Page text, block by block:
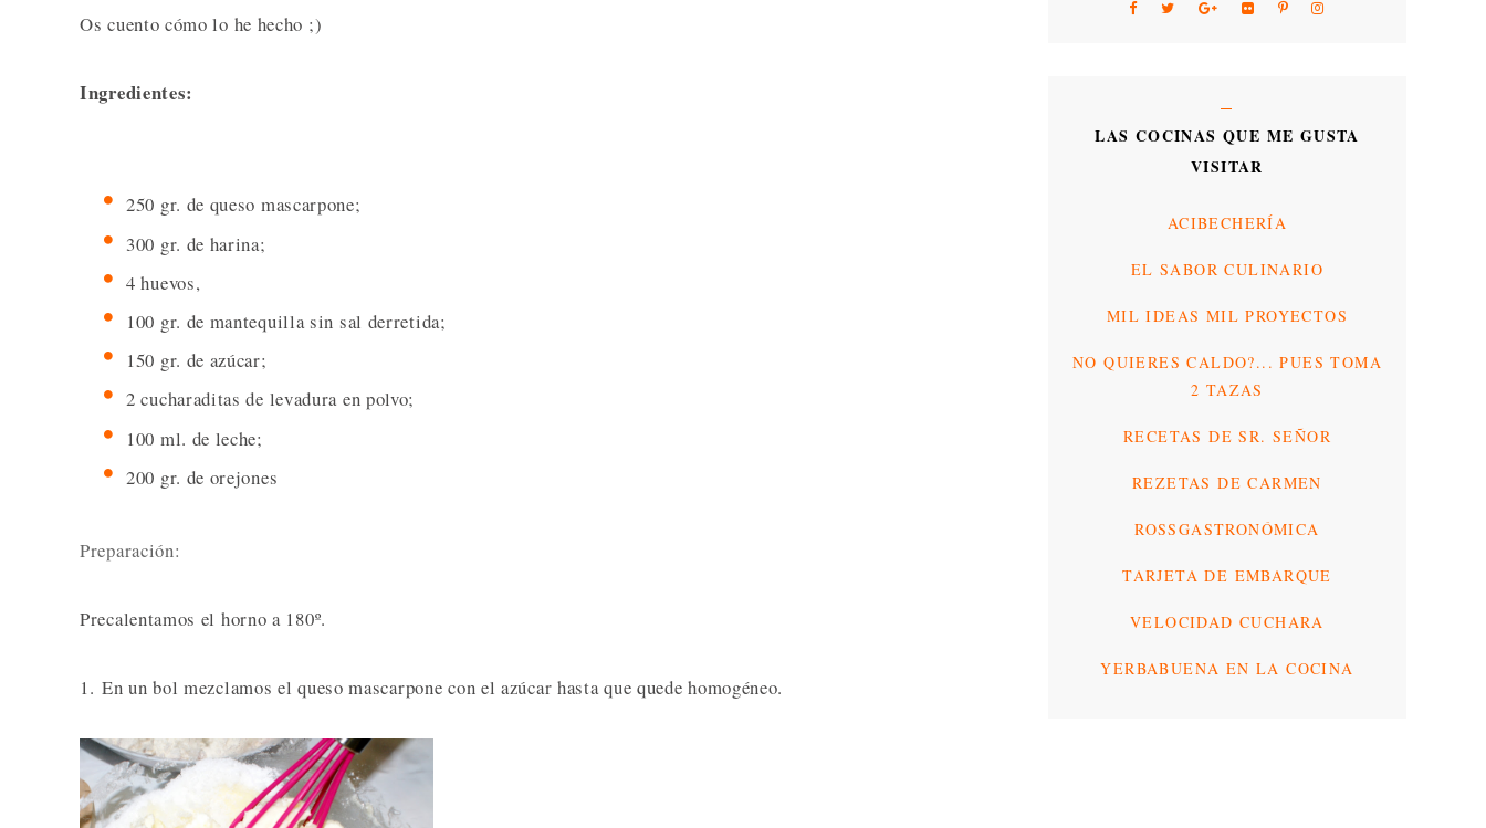
Os cuento cómo lo he hecho ;)
Ingredientes:
250 gr. de queso mascarpone;
300 gr. de harina;
4 huevos,
100 gr. de mantequilla sin sal derretida;
150 gr. de azúcar;
2 cucharaditas de levadura en polvo;
100 ml. de leche;
200 gr. de orejones
Preparación:
Precalentamos el horno a 180º.
1. En un bol mezclamos el queso mascarpone con el azúcar hasta que quede homogéneo.
LAS COCINAS QUE ME GUSTA
VISITAR
ACIBECHERÍA
EL SABOR CULINARIO
MIL IDEAS MIL PROYECTOS
NO QUIERES CALDO?... PUES TOMA
2 TAZAS
RECETAS DE SR. SEÑOR
REZETAS DE CARMEN
ROSSGASTRONÓMICA
TARJETA DE EMBARQUE
VELOCIDAD CUCHARA
YERBABUENA EN LA COCINA